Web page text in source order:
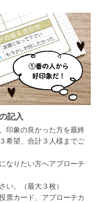
記入
印象の良かった方を最終
希望、合計３人様までご
なりたい方へアプローチ
い。（最大３枚）
票カード、アプローチカ